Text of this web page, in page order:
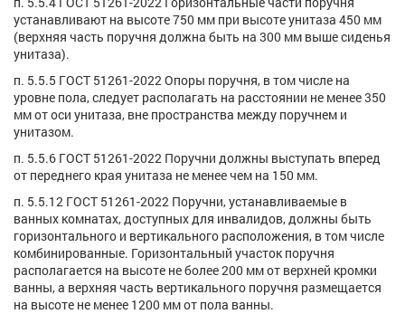
устанавливают на высоте 750 мм при высоте унитаза 450 мм
(верхняя часть поручня должна быть на 300 мм выше сиденья
унитаза).
п. 5.5.5 ГОСТ 51261-2022 Опоры поручня, в том числе на
уровне пола, следует располагать на расстоянии не менее 350
мм от оси унитаза, вне пространства между поручнем и
унитазом.
п. 5.5.6 ГОСТ 51261-2022 Поручни должны выступать вперед
от переднего края унитаза не менее чем на 150 мм.
п. 5.5.12 ГОСТ 51261-2022 Поручни, устанавливаемые в
ванных комнатах, доступных для инвалидов, должны быть
горизонтального и вертикального расположения, в том числе
комбинированные. Горизонтальный участок поручня
располагается на высоте не более 200 мм от верхней кромки
ванны, а верхняя часть вертикального поручня размещается
на высоте не менее 1200 мм от пола ванны.